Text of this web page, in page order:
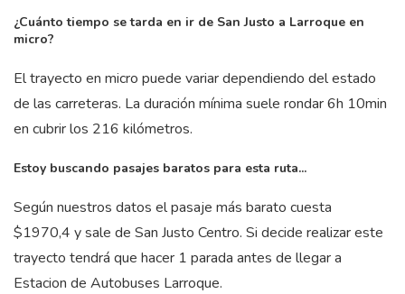
¿Cuánto tiempo se tarda en ir de San Justo a Larroque en
micro?
El trayecto en micro puede variar dependiendo del estado
de las carreteras. La duración mínima suele rondar 6h 10min
en cubrir los 216 kilómetros.
Estoy buscando pasajes baratos para esta ruta...
Según nuestros datos el pasaje más barato cuesta
$1970,4 y sale de San Justo Centro. Si decide realizar este
trayecto tendrá que hacer 1 parada antes de llegar a
Estacion de Autobuses Larroque.